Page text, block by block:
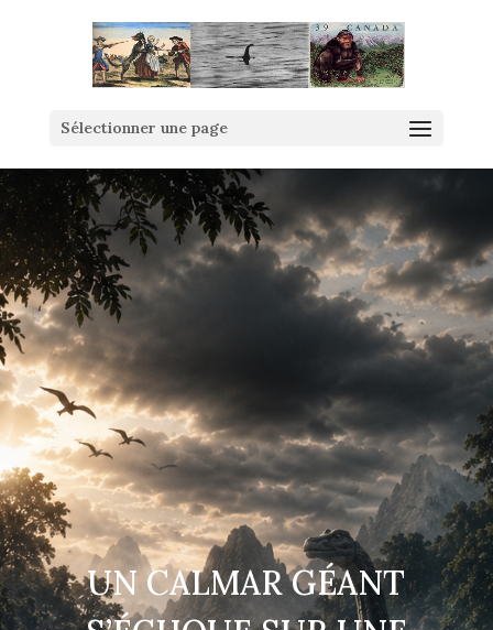
Sélectionner une page
UN CALMAR GÉANT